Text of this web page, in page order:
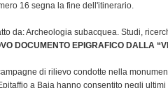
16 segna la fine dell'itinerario.
da: Archeologia subacquea. Studi,
DOCUMENTO EPIGRAFICO DALLA
di rilievo condotte nella
a Baia hanno consentito negli